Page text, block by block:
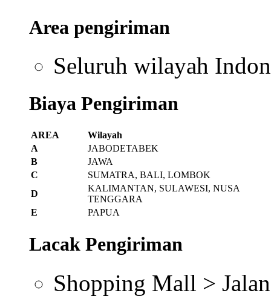
Area pengiriman
Seluruh wilayah
Biaya Pengiriman
AREA
Wilayah
A
JABODETABEK
B
JAWA
C
SUMATRA, BALI, LOMBOK
D
KALIMANTAN, SULAWESI, NUSA
TENGGARA
E
PAPUA
Lacak Pengiriman
Shopping Mall >